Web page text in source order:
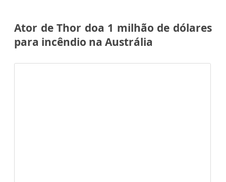
Ator de Thor doa 1 milhão de dólares
para incêndio na Austrália